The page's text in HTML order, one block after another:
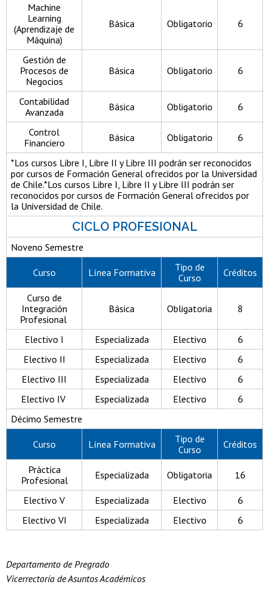
Machine
Learning
(Aprendizaje de
Máquina)
Básica Obligatorio 6
Gestión de
Procesos de
Negocios
Básica Obligatorio 6
Contabilidad
Avanzada
Básica Obligatorio 6
Control
Financiero
Básica Obligatorio 6
*Los cursos Libre I, Libre II y Libre III podrán ser reconocidos
por cursos de Formación General ofrecidos por la Universidad
de Chile.*Los cursos Libre I, Libre II y Libre III podrán ser
reconocidos por cursos de Formación General ofrecidos por
la Universidad de Chile.
CICLO PROFESIONAL
Noveno Semestre
Curso Línea Formativa
Tipo de
Curso
Créditos
Curso de
Integración
Profesional
Básica Obligatoria 8
Electivo I Especializada Electivo
6
Electivo II
Especializada Electivo
6
Electivo III
Especializada Electivo
6
Electivo IV
Especializada Electivo
6
Décimo Semestre
Curso Línea Formativa
Tipo de
Curso
Créditos
Práctica
Profesional
Especializada Obligatoria 16
Electivo V Especializada Electivo
6
Electivo VI
Especializada Electivo 6
Departamento de Pregrado
Vicerrectoría de Asuntos Académicos